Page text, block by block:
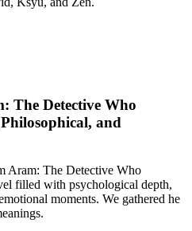
The Detective Who
and
Aram: The Detective Who
filled with psychological depth,
moments. We gathered he